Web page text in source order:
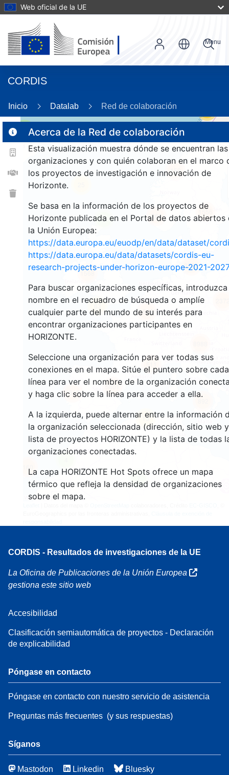
Web oficial de la UE
CORDIS
Menu
Inicio Datalab Red de colaboración
Acerca de la Red de colaboración
Esta visualización muestra dónde se encuentran las
organizaciones y con quién colaboran en el marco
los proyectos de investigación e innovación de
Horizonte.
Se basa en la información de los proyectos de
Horizonte publicada en el Portal de datos abiertos
la Unión Europea:
https://data.europa.eu/euodp/en/data/dataset/
https://data.europa.eu/data/datasets/cordis-eu-
research-projects-under-horizon-europe-2021-2027
Para buscar organizaciones específicas, introduzca
nombre en el recuadro de búsqueda o amplíe
cualquier parte del mundo de su interés para
encontrar organizaciones participantes en
HORIZONTE.
Seleccione una organización para ver todas sus
conexiones en el mapa. Sitúe el puntero sobre cada
línea para ver el nombre de la organización
y haga clic sobre la línea para acceder a ella.
A la izquierda, puede alternar entre la información
la organización seleccionada (dirección, sitio web y
lista de proyectos HORIZONTE) y la lista de todas
organizaciones conectadas.
La capa HORIZONTE Hot Spots ofrece un mapa
térmico que refleja la densidad de organizaciones
sobre el mapa.
160
9
159
264
15
7
1813
5801
63
3561
1568
18669
1556
CORDIS - Resultados de investigaciones de la UE
La Oficina de Publicaciones de la Unión Europea
gestiona este sitio web
Accesibilidad
Clasificación semiautomática de proyectos - Declaración
de explicabilidad
Póngase en contacto
Póngase en contacto con nuestro servicio de asistencia
Preguntas más frecuentes (y sus respuestas)
Síganos
Mastodon Linkedin Bluesky